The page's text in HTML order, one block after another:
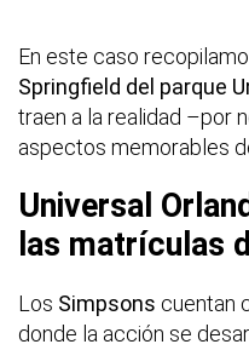
En este caso
Springfield del parque
traen a la realidad –por
aspectos memorables
Universal
las matrículas
Los Simpsons cuentan
donde la acción se